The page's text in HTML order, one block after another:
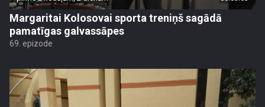
Margaritai Kolosovai sporta treniņš sagādā
pamatīgas galvassāpes
69. epizode